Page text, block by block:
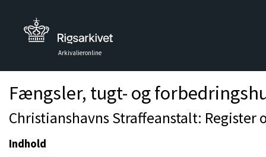
Arkivalieronline
Fængsler, tugt- og
Christianshavns Straffeanstalt: Register
Indhold